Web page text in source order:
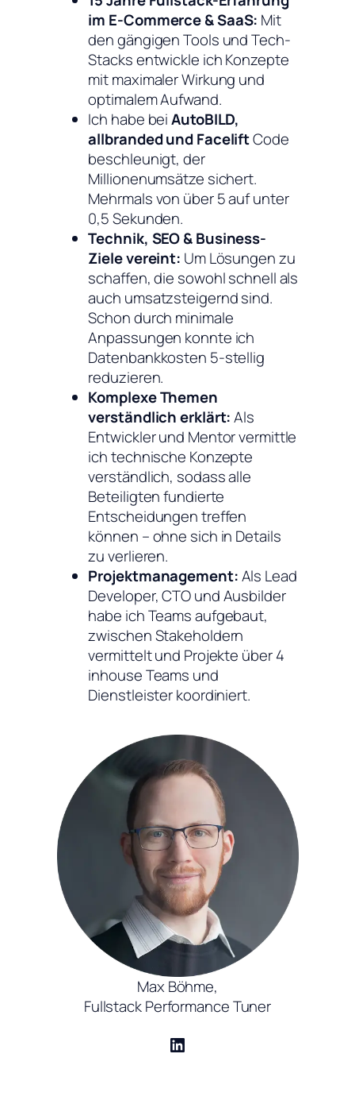
im E-Commerce & SaaS: Mit
den gängigen Tools und Tech-
Stacks entwickle ich Konzepte
mit maximaler Wirkung und
optimalem Aufwand.
Ich habe beiAutoBILD,
allbranded und FaceliftCode
beschleunigt, der
Millionenumsätze sichert.
Mehrmals von über 5 auf unter
0,5 Sekunden.
Technik, SEO & Business-
Ziele vereint: Um Lösungen zu
schaffen, die sowohl schnell als
auch umsatzsteigernd sind.
Schon durch minimale
Anpassungen konnte ich
Datenbankkosten 5-stellig
reduzieren.
Komplexe Themen
verständlich erklärt:Als
Entwickler und Mentor vermittle
ich technische Konzepte
verständlich, sodass alle
Beteiligten fundierte
Entscheidungen treffen
können – ohne sich in Details
zu verlieren.
Projektmanagement:Als Lead
Developer, CTO und Ausbilder
habe ich Teams aufgebaut,
zwischen Stakeholdern
vermittelt und Projekte über 4
inhouse Teams und
Dienstleister koordiniert.
Max Böhme,
Fullstack Performance Tuner
LinkedIn